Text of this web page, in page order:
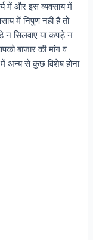
में और इस व्यवसाय में
में निपुण नहीं है तो
न सिलवाए या कपड़े न
बाजार की मांग व
अन्य से कुछ विशेष होना